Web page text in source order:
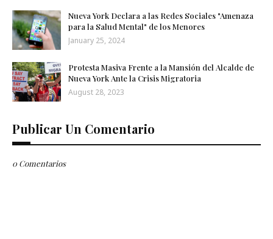
Nueva York Declara a las Redes Sociales "Amenaza
para la Salud Mental" de los Menores
January 25, 2024
Protesta Masiva Frente a la Mansión del Alcalde de
Nueva York Ante la Crisis Migratoria
August 28, 2023
Publicar Un Comentario
0 Comentarios